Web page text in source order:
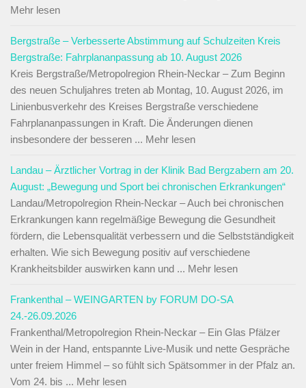
Mehr lesen
Bergstraße – Verbesserte Abstimmung auf Schulzeiten Kreis
Bergstraße: Fahrplananpassung ab 10. August 2026
Kreis Bergstraße/Metropolregion Rhein-Neckar – Zum Beginn
des neuen Schuljahres treten ab Montag, 10. August 2026, im
Linienbusverkehr des Kreises Bergstraße verschiedene
Fahrplananpassungen in Kraft. Die Änderungen dienen
insbesondere der besseren ... Mehr lesen
Landau – Ärztlicher Vortrag in der Klinik Bad Bergzabern am 20.
August: „Bewegung und Sport bei chronischen Erkrankungen“
Landau/Metropolregion Rhein-Neckar – Auch bei chronischen
Erkrankungen kann regelmäßige Bewegung die Gesundheit
fördern, die Lebensqualität verbessern und die Selbstständigkeit
erhalten. Wie sich Bewegung positiv auf verschiedene
Krankheitsbilder auswirken kann und ... Mehr lesen
Frankenthal – WEINGARTEN by FORUM DO-SA
24.-26.09.2026
Frankenthal/Metropolregion Rhein-Neckar – Ein Glas Pfälzer
Wein in der Hand, entspannte Live-Musik und nette Gespräche
unter freiem Himmel – so fühlt sich Spätsommer in der Pfalz an.
Vom 24. bis ... Mehr lesen